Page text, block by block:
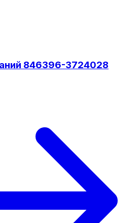
846396-3724028